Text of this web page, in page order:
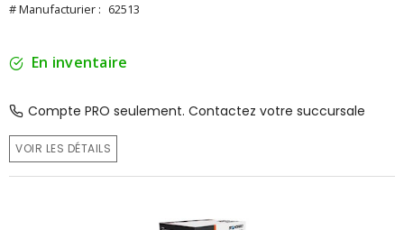
# Manufacturier : 62513
En inventaire
Compte PRO seulement. Contactez votre succursale
VOIR LES DÉTAILS